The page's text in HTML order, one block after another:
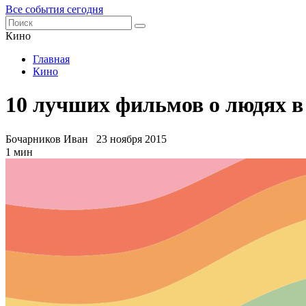
Все события сегодня
Кино
Главная
Кино
10 лучших фильмов о людях
Бочарников Иван
23 ноября 2015
1 мин